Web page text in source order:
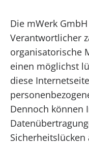
Die mWerk
Verantwortlicher
organisatorische
einen möglichst
diese
Dennoch können